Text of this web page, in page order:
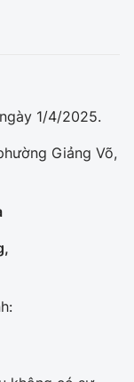
1/4/2025.
Giảng Võ,